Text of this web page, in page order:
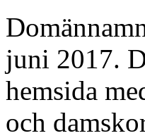
juni 2017.
hemsida
och